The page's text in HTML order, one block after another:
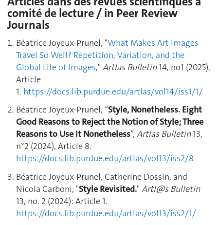
comité de lecture / in Peer Review
Journals
Béatrice Joyeux-Prunel, "What Makes Art Images
Travel So Well? Repetition, Variation, and the
Global Life of Images," Artlas Bulletin14, no1 (2025),
Article
1. https://docs.lib.purdue.edu/artlas/vol14/iss1/1/
Béatrice Joyeux-Prunel, “Style, Nonetheless. Eight
Good Reasons to Reject the Notion of Style; Three
Reasons to Use It Nonetheless”, Artlas Bulletin13,
n°2 (2024), Article 8.
https://docs.lib.purdue.edu/artlas/vol13/iss2/8
Béatrice Joyeux-Prunel, Catherine Dossin, and
Nicola Carboni, "Style Revisited." Artl@s Bulletin
13, no. 2 (2024): Article 1.
https://docs.lib.purdue.edu/artlas/vol13/iss2/1/